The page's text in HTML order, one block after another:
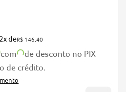
x deR$ 146,40
com
de desconto no PIX
de crédito.